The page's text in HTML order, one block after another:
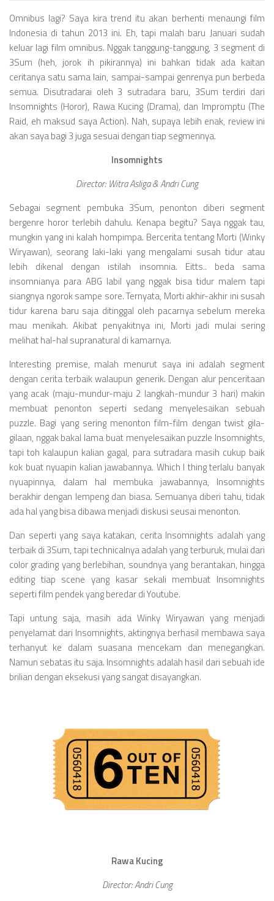
Television
Games
Omnibus lagi? Saya kira trend itu akan berhenti menaungi film
Indonesia di tahun 2013 ini. Eh, tapi malah baru Januari sudah
keluar lagi film omnibus. Nggak tanggung-tanggung, 3 segment di
3Sum (heh, jorok ih pikirannya) ini bahkan tidak ada kaitan
ceritanya satu sama lain, sampai-sampai genrenya pun berbeda
semua. Disutradarai oleh 3 sutradara baru, 3Sum terdiri dari
Insomnights (Horor), Rawa Kucing (Drama), dan Impromptu (The
Raid, eh maksud saya Action). Nah, supaya lebih enak, review ini
akan saya bagi 3 juga sesuai dengan tiap segmennya.
Insomnights
Director: Witra Asliga & Andri Cung
Sebagai segment pembuka 3Sum, penonton diberi segment
bergenre horor terlebih dahulu. Kenapa begitu? Saya nggak tau,
mungkin yang ini kalah hompimpa. Bercerita tentang Morti (Winky
Wiryawan), seorang laki-laki yang mengalami susah tidur atau
lebih dikenal dengan istilah insomnia. Eitts.. beda sama
insomnianya para ABG labil yang nggak bisa tidur malem tapi
siangnya ngorok sampe sore. Ternyata, Morti akhir-akhir ini susah
tidur karena baru saja ditinggal oleh pacarnya sebelum mereka
mau menikah. Akibat penyakitnya ini, Morti jadi mulai sering
melihat hal-hal supranatural di kamarnya.
Interesting premise, malah menurut saya ini adalah segment
dengan cerita terbaik walaupun generik. Dengan alur penceritaan
yang acak (maju-mundur-maju 2 langkah-mundur 3 hari) makin
membuat penonton seperti sedang menyelesaikan sebuah
puzzle. Bagi yang sering menonton film-film dengan twist gila-
gilaan, nggak bakal lama buat menyelesaikan puzzle Insomnights,
tapi toh kalaupun kalian gagal, para sutradara masih cukup baik
kok buat nyuapin kalian jawabannya. Which I thing terlalu banyak
nyuapinnya, dalam hal membuka jawabannya, Insomnights
berakhir dengan lempeng dan biasa. Semuanya diberi tahu, tidak
ada hal yang bisa dibawa menjadi diskusi seusai menonton.
Dan seperti yang saya katakan, cerita Insomnights adalah yang
terbaik di 3Sum, tapi technicalnya adalah yang terburuk, mulai dari
color grading yang berlebihan, soundnya yang berantakan, hingga
editing tiap scene yang kasar sekali membuat Insomnights
seperti film pendek yang beredar di Youtube.
Tapi untung saja, masih ada Winky Wiryawan yang menjadi
penyelamat dari Insomnights, aktingnya berhasil membawa saya
terhanyut ke dalam suasana mencekam dan menegangkan.
Namun sebatas itu saja. Insomnights adalah hasil dari sebuah ide
brilian dengan eksekusi yang sangat disayangkan.
Rawa Kucing
Director: Andri Cung